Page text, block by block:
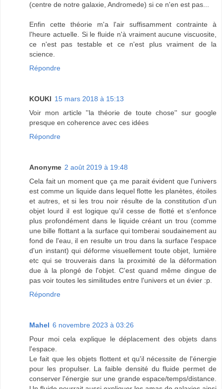
(centre de notre galaxie, Andromede) si ce n'en est pas...
Enfin cette théorie m'a l'air suffisamment contrainte à
l'heure actuelle. Si le fluide n'à vraiment aucune viscuosite,
ce n'est pas testable et ce n'est plus vraiment de la
science.
Répondre
KOUKI 15 mars 2018 à 15:13
Voir mon article ''la théorie de toute chose'' sur google
presque en coherence avec ces idées
Répondre
Anonyme 2 août 2019 à 19:48
Cela fait un moment que ça me parait évident que l'univers
est comme un liquide dans lequel flotte les planètes, étoiles
et autres, et si les trou noir résulte de la constitution d'un
objet lourd il est logique qu'il cesse de flotté et s'enfonce
plus profondément dans le liquide créant un trou (comme
une bille flottant a la surface qui tomberai soudainement au
fond de l'eau, il en resulte un trou dans la surface l'espace
d'un instant) qui déforme visuellement toute objet, lumière
etc qui se trouverais dans la proximité de la déformation
due à la plongé de l'objet. C'est quand même dingue de
pas voir toutes les similitudes entre l'univers et un évier :p.
Répondre
Mahel 6 novembre 2023 à 03:26
Pour moi cela explique le déplacement des objets dans
l'espace.
Le fait que les objets flottent et qu'il nécessite de l'énergie
pour les propulser. La faible densité du fluide permet de
conserver l'énergie sur une grande espace/temps/distance.